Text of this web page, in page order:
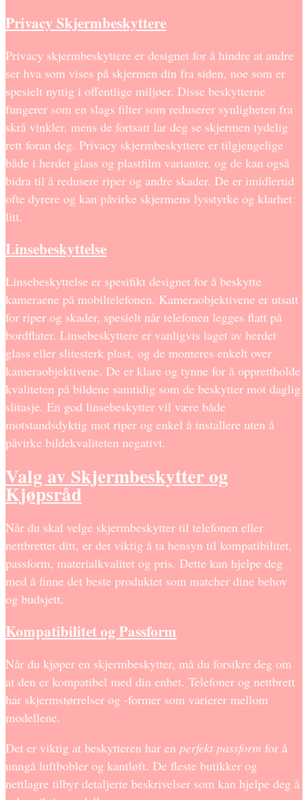
Privacy Skjermbeskyttere
Privacy skjermbeskyttere er designet for å hindre at andre
ser hva som vises på skjermen din fra siden, noe som er
spesielt nyttig i offentlige miljøer. Disse beskytterne
fungerer som en slags filter som reduserer synligheten fra
skrå vinkler, mens de fortsatt lar deg se skjermen tydelig
rett foran deg. Privacy skjermbeskyttere er tilgjengelige
både i herdet glass og plastfilm varianter, og de kan også
bidra til å redusere riper og andre skader. De er imidlertid
ofte dyrere og kan påvirke skjermens lysstyrke og klarhet
litt.
Linsebeskyttelse
Linsebeskyttelse er spesifikt designet for å beskytte
kameraene på mobiltelefonen. Kameraobjektivene er utsatt
for riper og skader, spesielt når telefonen legges flatt på
bordflater. Linsebeskyttere er vanligvis laget av herdet
glass eller slitesterk plast, og de monteres enkelt over
kameraobjektivene. De er klare og tynne for å opprettholde
kvaliteten på bildene samtidig som de beskytter mot daglig
slitasje. En god linsebeskytter vil være både
motstandsdyktig mot riper og enkel å installere uten å
påvirke bildekvaliteten negativt.
Valg av Skjermbeskytter og
Kjøpsråd
Når du skal velge skjermbeskytter til telefonen eller
nettbrettet ditt, er det viktig å ta hensyn til kompatibilitet,
passform, materialkvalitet og pris. Dette kan hjelpe deg
med å finne det beste produktet som matcher dine behov
og budsjett.
Kompatibilitet og Passform
Når du kjøper en skjermbeskytter, må du forsikre deg om
at den er kompatibel med din enhet. Telefoner og nettbrett
har skjermstørrelser og -former som varierer mellom
modellene.
Det er viktig at beskytteren har en perfekt passform for å
unngå luftbobler og kantløft. De fleste butikker og
nettlagre tilbyr detaljerte beskrivelser som kan hjelpe deg å